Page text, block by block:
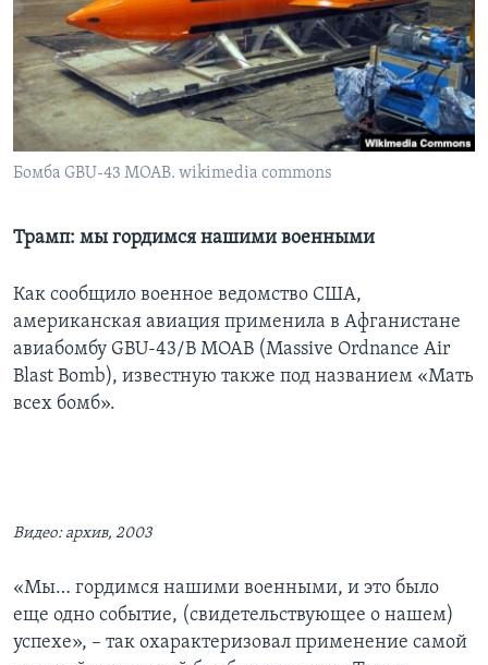
Learning English
СОЦИАЛЬНЫЕ СЕТИ
Бомба GBU-43 MOAB. wikimedia commons
Трамп: мы гордимся нашими военными
Как сообщило военное ведомство США,
американская авиация применила в Афганистане
авиабомбу GBU-43/B MOAB (Massive Ordnance Air
Blast Bomb), известную также под названием «Мать
всех бомб».
Видео: архив, 2003
«Мы… гордимся нашими военными, и это было
еще одно событие, (свидетельствующее о нашем)
успехе», – так охарактеризовал применение самой